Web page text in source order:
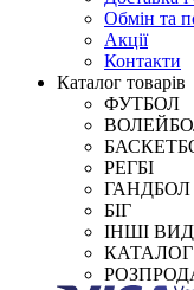
Обмін та
Акції
Контакти
Каталог товарів
ФУТБОЛ
РЕГБІ
ГАНДБОЛ
БІГ
ІНШІ
КАТАЛОГ